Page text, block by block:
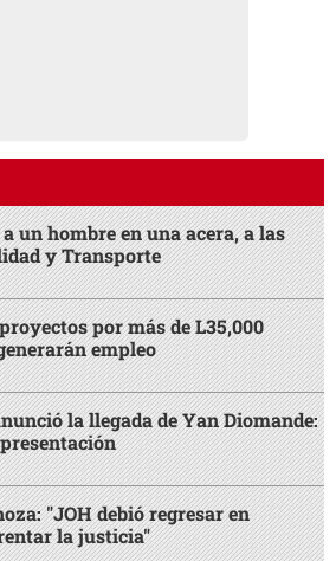
un hombre en una acera, a las
y Transporte
por más de L35,000
empleo
la llegada de Yan Diomande:
"JOH debió regresar en
la justicia"